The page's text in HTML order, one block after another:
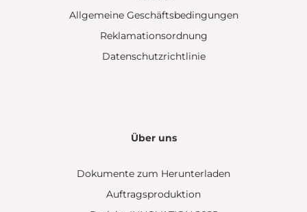
Allgemeine Geschäftsbedingungen
Reklamationsordnung
Datenschutzrichtlinie
Über uns
Dokumente zum Herunterladen
Auftragsproduktion